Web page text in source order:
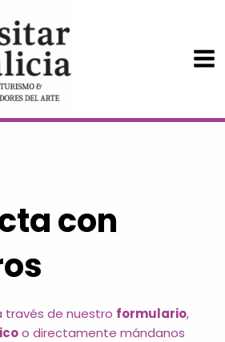
con
través de nuestro formulario,
o directamente mándanos